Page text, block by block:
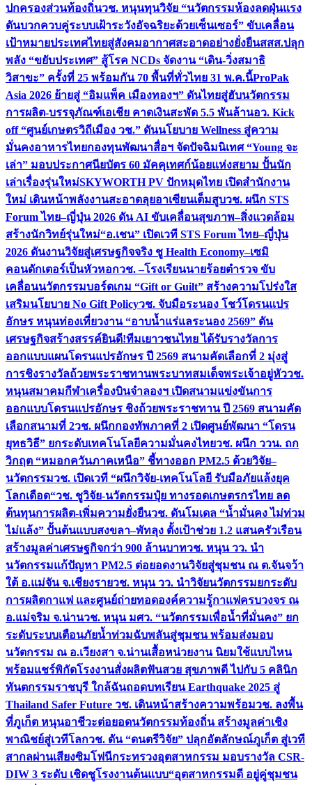
ปกครองส่วนท้องถิ่นวช. หนุนทุนวิจัย “นวัตกรรมห้องลดฝุ่นแรง
ดันบวกควบคู่ระบบเฝ้าระวังอัจฉริยะด้วยเซ็นเซอร์” ขับเคลื่อน
เป้าหมายประเทศไทยสู่สังคมอากาศสะอาดอย่างยั่งยืนสสส.ปลุก
พลัง “ขยับประเทศ” สู้โรค NCDs จัดงาน “เดิน-วิ่งสมาธิ
วิสาขะ” ครั้งที่ 25 พร้อมกัน 70 พื้นที่ทั่วไทย 31 พ.ค.นี้ProPak
Asia 2026 ย้ายสู่ “อิมแพ็ค เมืองทองฯ” ดันไทยสู่ฮับนวัตกรรม
การผลิต-บรรจุภัณฑ์เอเชีย คาดเงินสะพัด 5.5 พันล้านอว. Kick
off “ศูนย์เกษตรวิถีเมือง วช.” ดันนโยบาย Wellness สู่ความ
มั่นคงอาหารไทยกองทุนพัฒนาสื่อฯ จัดปัจฉิมนิเทศ “Young จะ
เล่า” มอบประกาศนียบัตร 60 มัคคุเทศก์น้อยแห่งสยาม ปั้นนัก
เล่าเรื่องรุ่นใหม่SKYWORTH PV ปักหมุดไทย เปิดสำนักงาน
ใหม่ เดินหน้าพลังงานสะอาดลุยอาเซียนเต็มสูบวช. ผนึก STS
Forum ไทย–ญี่ปุ่น 2026 ดัน AI ขับเคลื่อนสุขภาพ–สิ่งแวดล้อม
สร้างนักวิทย์รุ่นใหม่“อ.เชน” เปิดเวที STS Forum ไทย–ญี่ปุ่น
2026 ดันงานวิจัยสู่เศรษฐกิจจริง ชู Health Economy–เซมิ
คอนดักเตอร์เป็นหัวหอกวช. –โรงเรียนนายร้อยตำรวจ ขับ
เคลื่อนนวัตกรรมบอร์ดเกม “Gift or Guilt” สร้างความโปร่งใส
เสริมนโยบาย No Gift Policyวช. จับมือระนอง โชว์โดรนแปร
อักษร หนุนท่องเที่ยวงาน “อาบน้ำแร่แลระนอง 2569” ดัน
เศรษฐกิจสร้างสรรค์ยินดี!ทีมเยาวชนไทย ได้รับรางวัลการ
ออกแบบแผนโดรนแปรอักษร ปี 2569 สนามคัดเลือกที่ 2 มุ่งสู่
การชิงรางวัลถ้วยพระราชทานพระบาทสมเด็จพระเจ้าอยู่หัววช.
หนุนสมาคมกีฬาเครื่องบินจำลองฯ เปิดสนามแข่งขันการ
ออกแบบโดรนแปรอักษร ชิงถ้วยพระราชทาน ปี 2569 สนามคัด
เลือกสนามที่ 2วช. ผนึกกองทัพภาคที่ 2 เปิดศูนย์พัฒนา “โดรน
ยุทธวิธี” ยกระดับเทคโนโลยีความมั่นคงไทยวช. ผนึก ววน. ถก
วิกฤต “หมอกควันภาคเหนือ” ชี้ทางออก PM2.5 ด้วยวิจัย–
นวัตกรรมวช. เปิดเวที “ผนึกวิจัย-เทคโนโลยี รับมือภัยแล้งยุค
โลกเดือด“วช. ชูวิจัย-นวัตกรรมปุ๋ย ทางรอดเกษตรกรไทย ลด
ต้นทุนการผลิต-เพิ่มความยั่งยืนวช. ดันโมเดล “น้ำมั่นคง ไม่ท่วม
ไม่แล้ง” ปั้นต้นแบบสงขลา–พัทลุง ตั้งเป้าช่วย 1.2 แสนครัวเรือน
สร้างมูลค่าเศรษฐกิจกว่า 900 ล้านบาทวช. หนุน วว. นำ
นวัตกรรมแก้ปัญหา PM2.5 ต่อยอดงานวิจัยสู่ชุมชน ณ ต.จันจว้า
ใต้ อ.แม่จัน จ.เชียงรายวช. หนุน วว. นำวิจัยนวัตกรรมยกระดับ
การผลิตกาแฟ และศูนย์ถ่ายทอดองค์ความรู้กาแฟครบวงจร ณ
อ.แม่จริม จ.น่านวช. หนุน มศว. “นวัตกรรมเพื่อน้ำที่มั่นคง” ยก
ระดับระบบเตือนภัยน้ำท่วมฉับพลันสู่ชุมชน พร้อมส่งมอบ
นวัตกรรม ณ อ.เวียงสา จ.น่านเสื้อหน่วยงาน นิยมใช้แบบไหน
พร้อมแชร์พิกัดโรงงานสั่งผลิตฟันสวย สุขภาพดี ไปกับ 5 คลินิก
ทันตกรรมราชบุรี ใกล้ฉันถอดบทเรียน Earthquake 2025 สู่
Thailand Safer Future วช. เดินหน้าสร้างความพร้อมวช. ลงพื้น
ที่ภูเก็ต หนุนอาชีวะต่อยอดนวัตกรรมท้องถิ่น สร้างมูลค่าเชิง
พาณิชย์สู่เวทีโลกวช. ดัน “ดนตรีวิจัย” ปลุกอัตลักษณ์ภูเก็ต สู่เวที
สากลผ่านเสียงซิมโฟนีกระทรวงอุตสาหกรรม มอบรางวัล CSR-
DIW 3 ระดับ เชิดชูโรงงานต้นแบบ“อุตสาหกรรมดี อยู่คู่ชุมชน